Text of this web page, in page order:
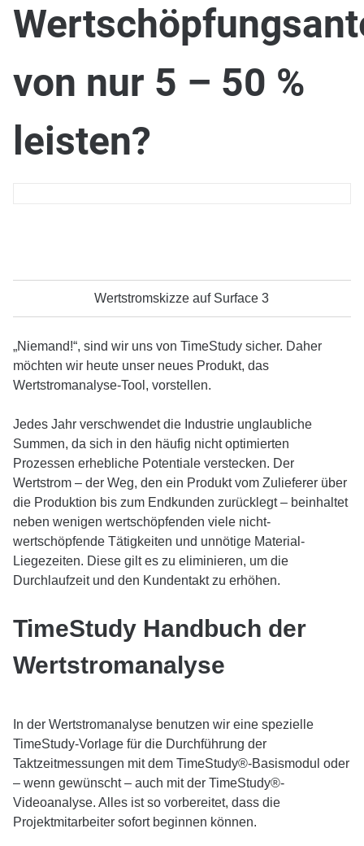
von nur 5 – 50 %
leisten?
Wertstromskizze auf Surface 3
„Niemand!“, sind wir uns von TimeStudy sicher. Daher
möchten wir heute unser neues Produkt, das
Wertstromanalyse-Tool, vorstellen.
Jedes Jahr verschwendet die Industrie unglaubliche
Summen, da sich in den häufig nicht optimierten
Prozessen erhebliche Potentiale verstecken. Der
Wertstrom – der Weg, den ein Produkt vom Zulieferer über
die Produktion bis zum Endkunden zurücklegt – beinhaltet
neben wenigen wertschöpfenden viele nicht-
wertschöpfende Tätigkeiten und unnötige Material-
Liegezeiten. Diese gilt es zu eliminieren, um die
Durchlaufzeit und den Kundentakt zu erhöhen.
TimeStudy Handbuch der
Wertstromanalyse
In der Wertstromanalyse benutzen wir eine spezielle
TimeStudy-Vorlage für die Durchführung der
Taktzeitmessungen mit dem TimeStudy®-Basismodul oder
– wenn gewünscht – auch mit der TimeStudy®-
Videoanalyse. Alles ist so vorbereitet, dass die
Projektmitarbeiter sofort beginnen können.